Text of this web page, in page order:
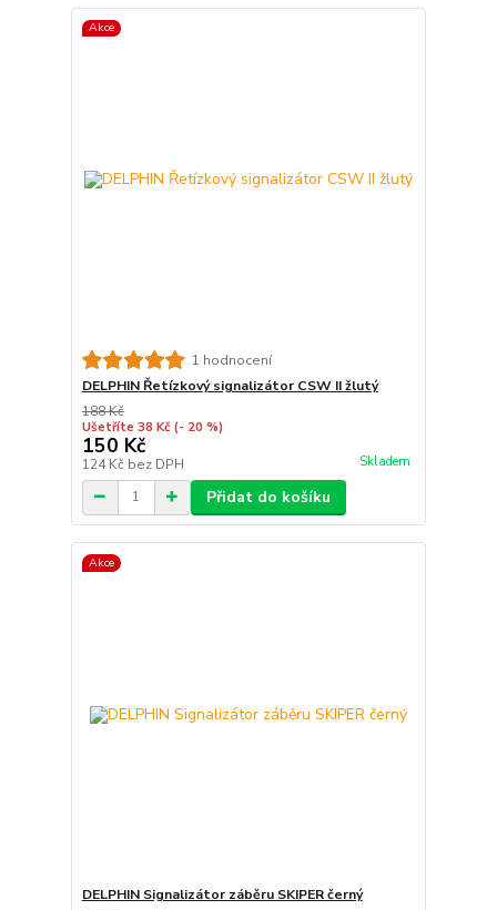
Akce
1 hodnocení
DELPHIN Řetízkový signalizátor CSW II žlutý
188 Kč
Ušetříte 38 Kč (- 20 %)
150 Kč
124 Kč bez DPH Skladem
Přidat do košíku
Akce
DELPHIN Signalizátor záběru SKIPER černý